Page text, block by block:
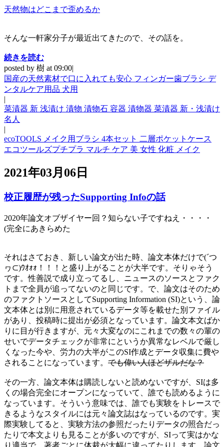
天然物はどこまで歪めるか
そんな一軒家分子が最近出てきたので、その話を。
続きを読む
posted by 樹 at 09:00|
国産の天然素材で口に入れても安心 フィンガー歯ブラシ デ
ンタルケア用品 犬用
|
菜漬器 新 浅漬け 漬物 漬物石 容器 漬物器 菜漬器 新・浅漬け
名人
|
ecoTOOLS メイク用ブラシ 4本セット 二層ポケットケース
エコツールズプチプラ マルチ ケア 美 女性 化粧 メイク
2021年03月06日
校正履歴が残ったSupporting Infoの話
2020年論文オブザイヤー回？知らない子ですねえ・・・・
(完全にあきらめた
それはさておき、新しい論文が出た時、論文本体だけで(´つ
ヮ⊂)ｳｵｫｫ！！！と盛り上がることが大半です。そりゃそう
です。性善説で成り立ってるし、ニュースのソースとファク
トまで全員が追ってないのと同じです。で、論文はそのため
のファクトソースとしてSupporting Information (SI)という、論
文本体とは別に用意されているデータ等を載せた別ファイル
があり、投稿時に提出が必須となっています。論文本文ばか
りに目が行きますが、元々大変なのにこれまでの数々の輩の
せいでデータチェックが非常にというか異常なレベルで厳し
くなった今や、労力の大半がこのSI作成とデータ収集に費や
されることになっています。 でも偉い人ほどザルだな？
その一方、論文本体は購読しないと読めないですが、SIは多
くの場合完全にオープンになっていて、誰でも読めるように
なっています。そういう意味では、誰でも実験をトレースで
きるようなスタイルには元々論文誌はなっているのです。実
際実験してると、実験方法の参照だったりデータの照合だっ
たりで本文よりも見ることが多いのですが、SIって実はかな
り適当で、著者ごとに体裁が大幅に違ってたりします。論文